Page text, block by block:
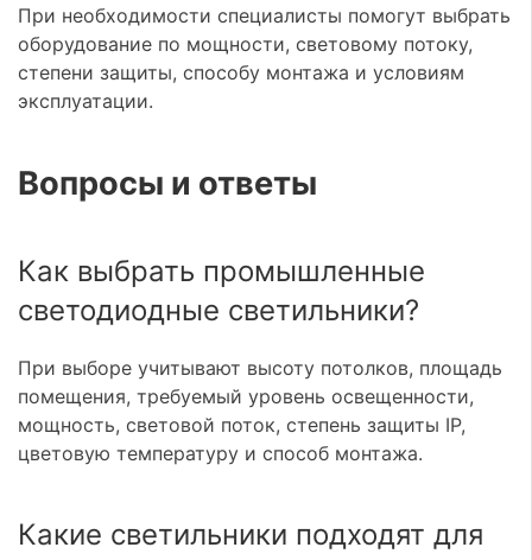
При необходимости специалисты помогут выбрать
оборудование по мощности, световому потоку,
степени защиты, способу монтажа и условиям
эксплуатации.
Вопросы и ответы
Как выбрать промышленные
светодиодные светильники?
При выборе учитывают высоту потолков, площадь
помещения, требуемый уровень освещенности,
мощность, световой поток, степень защиты IP,
цветовую температуру и способ монтажа.
Какие светильники подходят для